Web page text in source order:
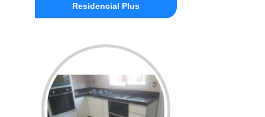
Residencial Plus